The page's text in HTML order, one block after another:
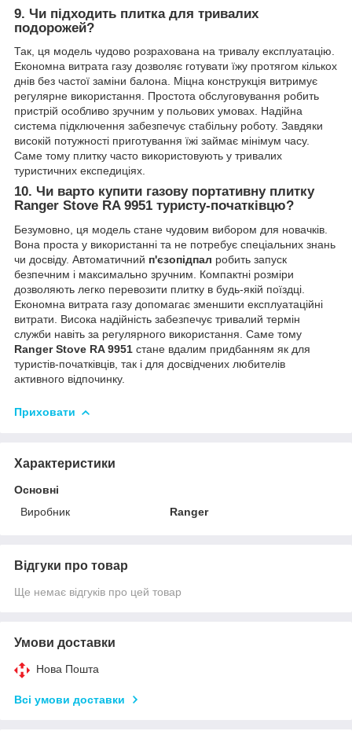
9. Чи підходить плитка для тривалих
подорожей?
Так, ця модель чудово розрахована на тривалу експлуатацію.
Економна витрата газу дозволяє готувати їжу протягом кількох
днів без частої заміни балона. Міцна конструкція витримує
регулярне використання. Простота обслуговування робить
пристрій особливо зручним у польових умовах. Надійна
система підключення забезпечує стабільну роботу. Завдяки
високій потужності приготування їжі займає мінімум часу.
Саме тому плитку часто використовують у тривалих
туристичних експедиціях.
10. Чи варто купити газову портативну плитку
Ranger Stove RA 9951 туристу-початківцю?
Безумовно, ця модель стане чудовим вибором для новачків.
Вона проста у використанні та не потребує спеціальних знань
чи досвіду. Автоматичний п'єзопідпал робить запуск
безпечним і максимально зручним. Компактні розміри
дозволяють легко перевозити плитку в будь-якій поїздці.
Економна витрата газу допомагає зменшити експлуатаційні
витрати. Висока надійність забезпечує тривалий термін
служби навіть за регулярного використання. Саме тому
Ranger Stove RA 9951 стане вдалим придбанням як для
туристів-початківців, так і для досвідчених любителів
активного відпочинку.
Приховати
Характеристики
Основні
Виробник
Ranger
Відгуки про товар
Ще немає відгуків про цей товар
Умови доставки
Нова Пошта
Всі умови доставки